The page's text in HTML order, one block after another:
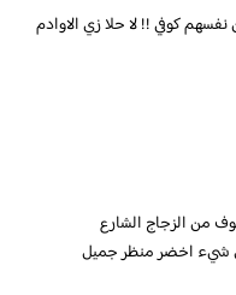
كوفي !! لا حلا زي الاوادم
من الزجاج الشارع
شيء اخضر منظر جميل